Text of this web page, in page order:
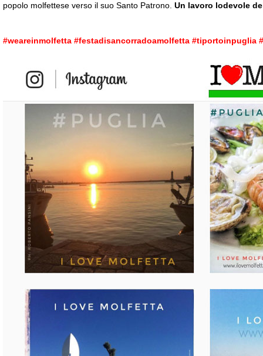
popolo molfettese verso il suo Santo Patrono. Un lavoro lodevole
#weareinmolfetta #festadisancorradoamolfetta